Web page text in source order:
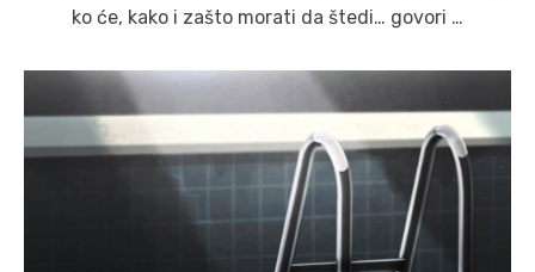
ko će, kako i zašto morati da štedi… govori …